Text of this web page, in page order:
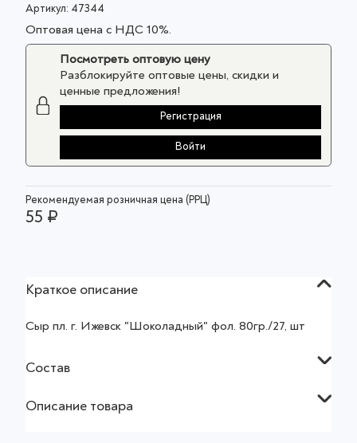
Артикул: 47344
Оптовая цена с НДС 10%.
Посмотреть оптовую цену
Разблокируйте оптовые цены, скидки и
ценные предложения!
Регистрация
Войти
Рекомендуемая розничная цена (РРЦ)
55 ₽
Краткое описание
Сыр пл. г. Ижевск "Шоколадный" фол. 80гр./27, шт
Состав
Описание товара